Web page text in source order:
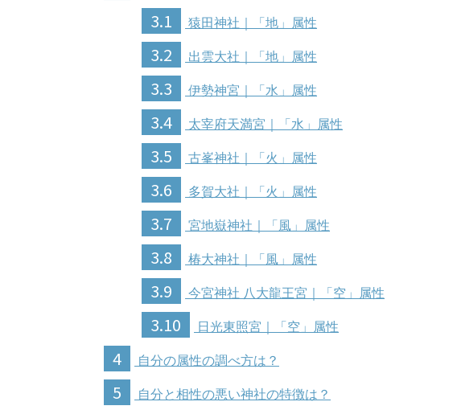
3.1 猿田神社｜「地」属性
3.2 出雲大社｜「地」属性
3.3 伊勢神宮｜「水」属性
3.4 太宰府天満宮｜「水」属性
3.5 古峯神社｜「火」属性
3.6 多賀大社｜「火」属性
3.7 宮地嶽神社｜「風」属性
3.8 椿大神社｜「風」属性
3.9 今宮神社 八大龍王宮｜「空」属性
3.10 日光東照宮｜「空」属性
4 自分の属性の調べ方は？
5 自分と相性の悪い神社の特徴は？